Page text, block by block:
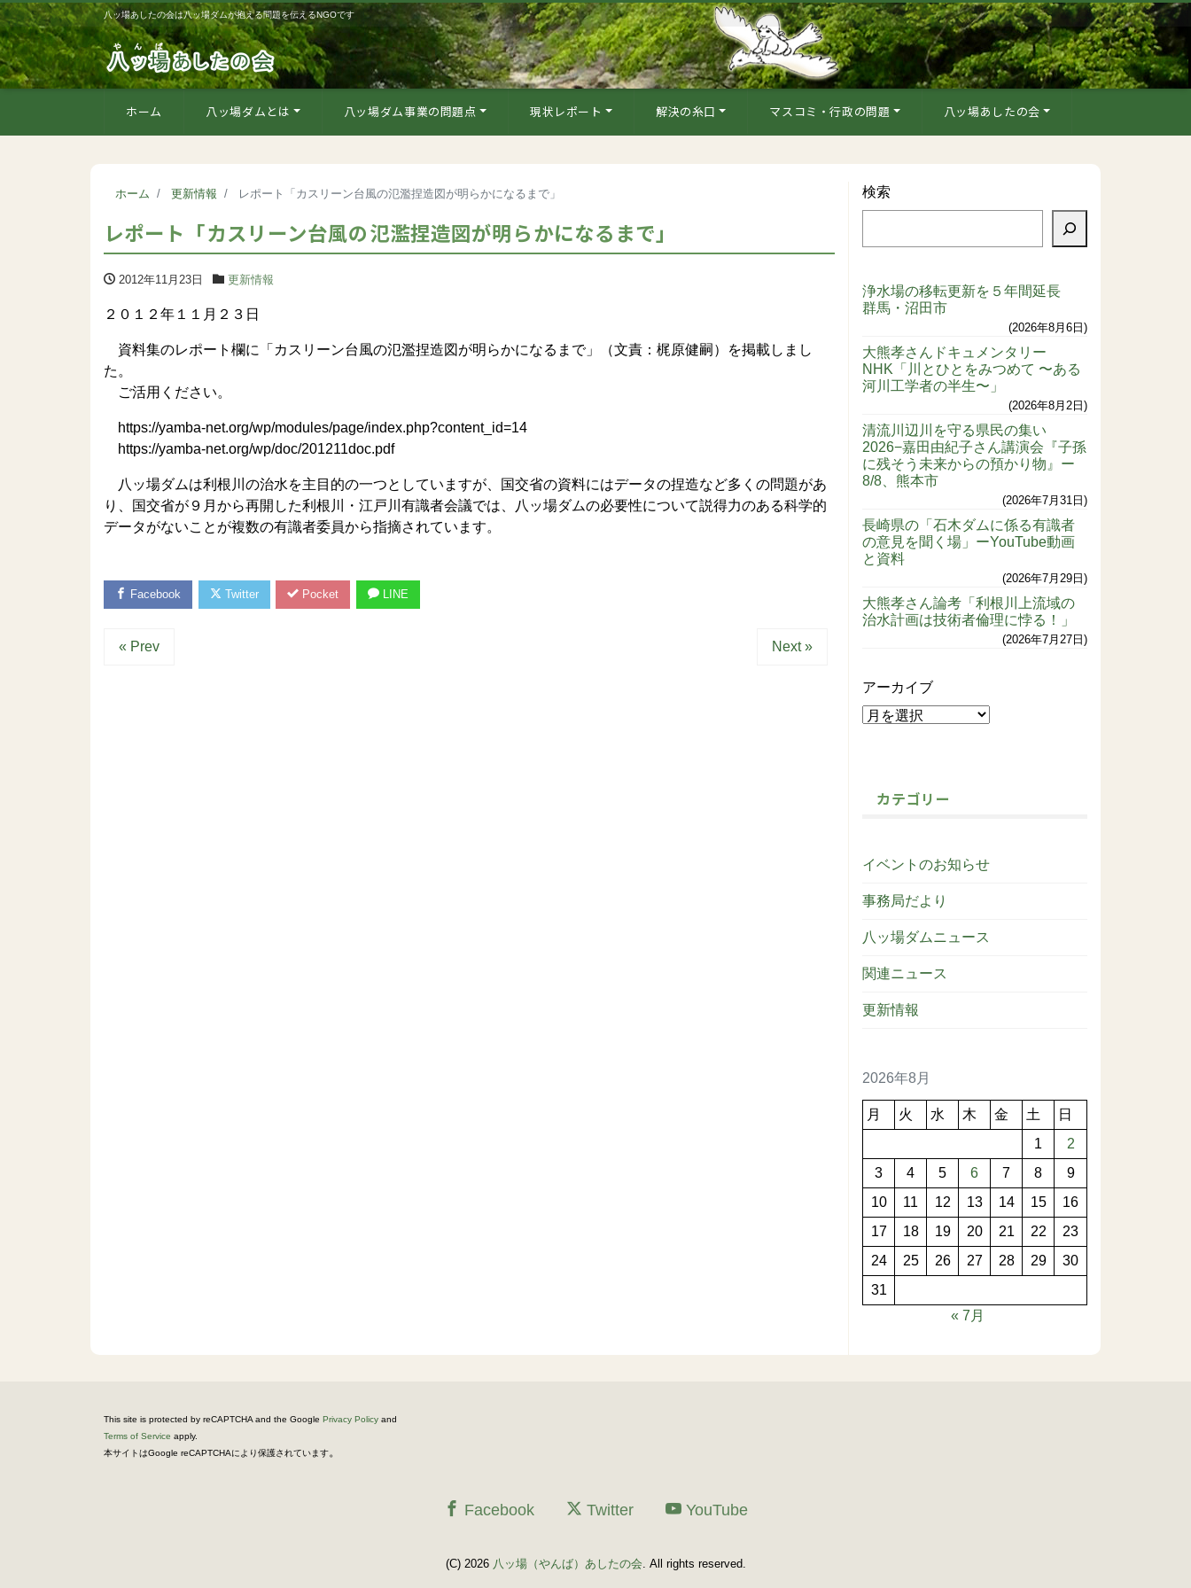
八ッ場あしたの会は八ッ場ダムが抱える問題を伝えるNGOです
ホーム 八ッ場ダムとは 八ッ場ダム事業の問題点 現状レポート 解決の糸口 マスコミ・行政の問題 八ッ場あしたの会
ホーム 更新情報 レポート「カスリーン台風の氾濫捏造図が明らかになるまで」
レポート「カスリーン台風の氾濫捏造図が明らかになるまで」
2012年11月23日 更新情報
２０１２年１１月２３日
資料集のレポート欄に「カスリーン台風の氾濫捏造図が明らかになるまで」（文責：梶原健嗣）を掲載しまし
た。
ご活用ください。
https://yamba-net.org/wp/modules/page/index.php?content_id=14
https://yamba-net.org/wp/doc/201211doc.pdf
八ッ場ダムは利根川の治水を主目的の一つとしていますが、国交省の資料にはデータの捏造など多くの問題があ
り、国交省が９月から再開した利根川・江戸川有識者会議では、八ッ場ダムの必要性について説得力のある科学的
データがないことが複数の有識者委員から指摘されています。
Facebook Twitter Pocket LINE
« Prev Next »
検索
浄水場の移転更新を５年間延長
群馬・沼田市
2026年8月6日
大熊孝さんドキュメンタリー
NHK「川とひとをみつめて 〜ある
河川工学者の半生〜」
2026年8月2日
清流川辺川を守る県民の集い
2026−嘉田由紀子さん講演会『子孫
に残そう未来からの預かり物』ー
8/8、熊本市
2026年7月31日
長崎県の「石木ダムに係る有識者
の意見を聞く場」ーYouTube動画
と資料
2026年7月29日
大熊孝さん論考「利根川上流域の
治水計画は技術者倫理に悖る！」
2026年7月27日
アーカイブ
カテゴリー
イベントのお知らせ
事務局だより
八ッ場ダムニュース
関連ニュース
更新情報
2026年8月
月 火 水 木 金 土
日
1
2
3
4 5 6 7 8
9
10
11 12 13 14 15
16
17
18 19 20 21 22
23
24
25 26 27 28 29
30
31
« 7月
This site is protected by reCAPTCHA and the Google Privacy Policy and
Terms of Service apply.
本サイトはGoogle reCAPTCHAにより保護されています。
Facebook Twitter YouTube
(C) 2026 八ッ場（やんば）あしたの会. All rights reserved.